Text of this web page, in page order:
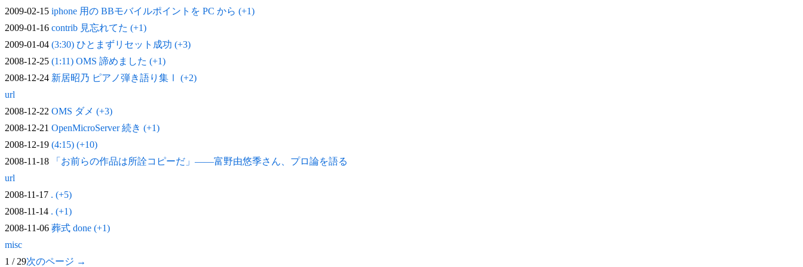
2009-02-15 iphone 用の BBモバイルポイントを PC から (+1)
2009-01-16 contrib 見忘れてた (+1)
2009-01-04 (3:30) ひとまずリセット成功 (+3)
2008-12-25 (1:11) OMS 諦めました (+1)
2008-12-24 新居昭乃 ピアノ弾き語り集Ⅰ (+2)
url
2008-12-22 OMS ダメ (+3)
2008-12-21 OpenMicroServer 続き (+1)
2008-12-19 (4:15) (+10)
2008-11-18
「お前らの作品は所詮コピーだ」——富野由悠季さん、プロ論を語る
url
2008-11-17 . (+5)
2008-11-14 . (+1)
2008-11-06 葬式 done (+1)
misc
1 / 29次のページ →